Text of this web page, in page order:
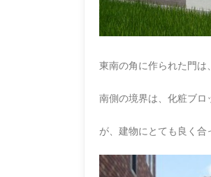
東南の角に作られた門は
南側の境界は、化粧ブロ
が、建物にとても良く 合